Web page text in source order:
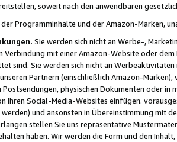
soweit nach den anwendbaren
Programminhalte und der Amazon-Marken,
Sie werden sich nicht an Werbe-,
Verbindung mit einer Amazon-Website oder
sind. Sie werden sich nicht an
Partnern (einschließlich Amazon-
Postsendungen, physischen Dokumenten oder in
Ihren Social-Media-Websites einfügen.
und ansonsten in Übereinstimmung mit
stellen Sie uns repräsentative
haben. Wir werden die Form und den